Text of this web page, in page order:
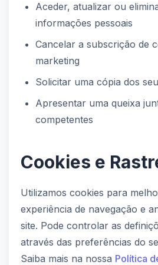
Aceder, atualizar ou
informações pessoais
Cancelar a subscrição de
marketing
Solicitar uma cópia dos
Apresentar uma queixa
competentes
Cookies e
Utilizamos cookies para
experiência de navegação e
site. Pode controlar as
através das preferências do
Saiba mais na nossa Política